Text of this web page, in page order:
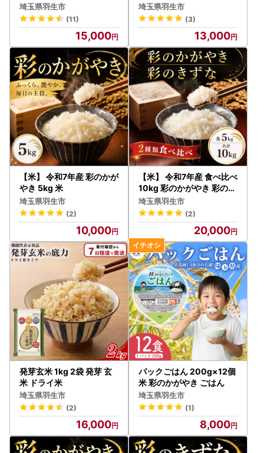
埼玉県羽生市
(11)
15,000
埼玉県羽生市
(3)
13,000
【米】 令和7年産 彩のかが
やき 5kg 米
埼玉県羽生市
(2)
10,000
【米】 令和7年産 食べ比べ
10kg 彩のかがやき 彩のき
ずな 米
埼玉県羽生市
(2)
20,000
発芽玄米 1kg 2袋 発芽 玄
米 ドライ米
埼玉県羽生市
(2)
16,000
パックごはん 200g×12個
米 彩のかがやき ごはん
埼玉県羽生市
(1)
8,000